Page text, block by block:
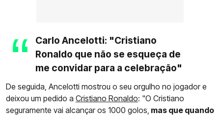
Carlo Ancelotti: "Cristiano
Ronaldo que não se esqueça de
me convidar para a celebração"
De seguida, Ancelotti mostrou o seu orgulho no jogador e
deixou um pedido a Cristiano Ronaldo: "O Cristiano
seguramente vai alcançar os 1000 golos, mas que quando